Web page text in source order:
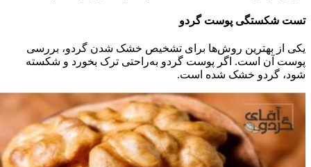
تست شکستگی پوست گردو
یکی از بهترین روش‌ها برای تشخیص خشک شدن گردو، بررسی
پوست آن است. اگر پوست گردو به‌راحتی ترک بخورد و شکسته
شود، گردو خشک شده است.